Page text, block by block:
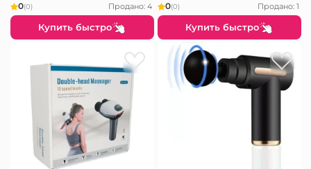
0(0) Продано: 4
Купить быстро
0(0) Продано: 1
Купить быстро